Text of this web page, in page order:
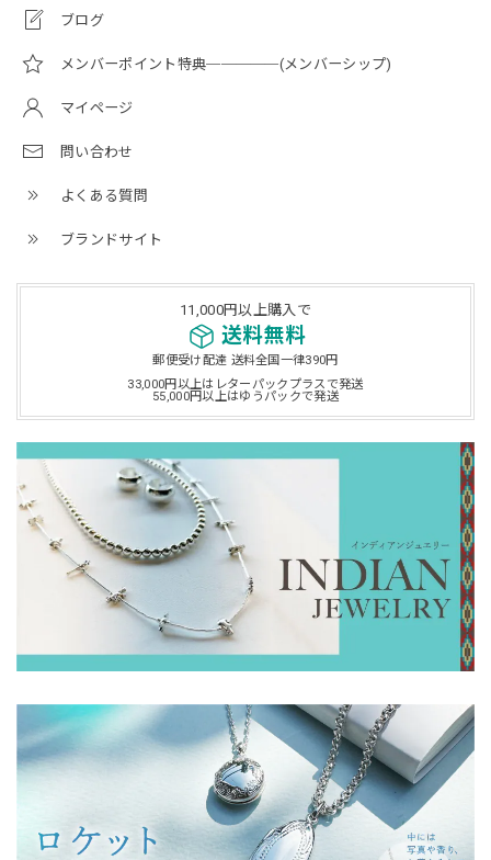
ブログ
メンバーポイント特典─────(メンバーシップ)
マイページ
問い合わせ
よくある質問
ブランドサイト
11,000円以上購入で
送料無料
郵便受け配達 送料全国一律390円
33,000円以上はレターパックプラスで発送
55,000円以上はゆうパックで発送